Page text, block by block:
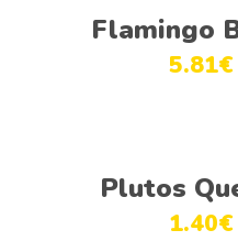
Flamingo
5.81€
Ver
Plutos
1.40€